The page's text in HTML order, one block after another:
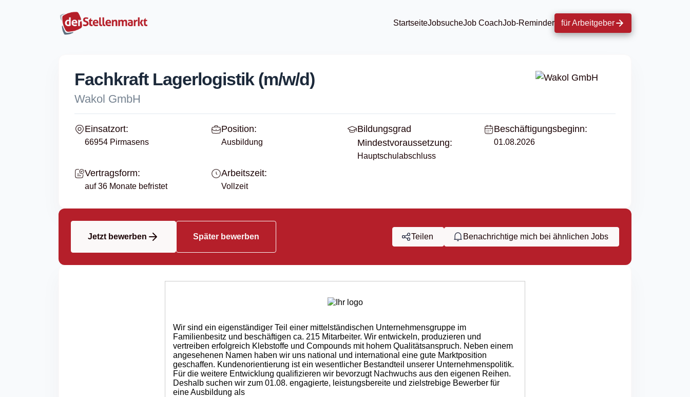
StartseiteJobsucheJob CoachJob-Reminder für Arbeitgeber
Fachkraft Lagerlogistik (m/w/d)
Wakol GmbH
Einsatzort:
66954 Pirmasens
Position:
Ausbildung
Bildungsgrad
Mindestvoraussetzung:
Hauptschulabschluss
Beschäftigungsbeginn:
01.08.2026
Vertragsform:
auf 36 Monate befristet
Arbeitszeit:
Vollzeit
Jetzt bewerben Später bewerben Teilen Benachrichtige mich bei ähnlichen Jobs
Wir sind ein eigenständiger Teil einer mittelständischen Unternehmensgruppe im
Familienbesitz und beschäftigen ca. 215 Mitarbeiter. Wir entwickeln, produzieren und
vertreiben erfolgreich Klebstoffe und Compounds mit hohem Qualitätsanspruch. Neben einem
angesehenen Namen haben wir uns national und international eine gute Marktposition
geschaffen. Kundenorientierung ist ein wesentlicher Bestandteil unserer Unternehmenspolitik.
Für die weitere Entwicklung qualifizieren wir bevorzugt Nachwuchs aus den eigenen Reihen.
Deshalb suchen wir zum 01.08. engagierte, leistungsbereite und zielstrebige Bewerber für
eine Ausbildung als